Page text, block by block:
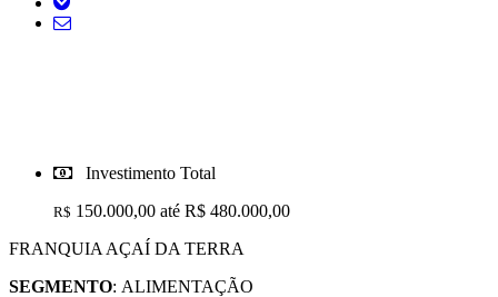
Investimento Total
R$ 150.000,00 até R$ 480.000,00
FRANQUIA AÇAÍ DA TERRA
SEGMENTO: ALIMENTAÇÃO